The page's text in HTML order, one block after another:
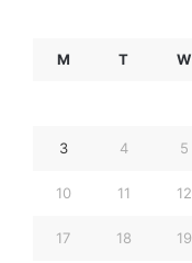
M T W
3 4 5
10 11 12
17 18 19